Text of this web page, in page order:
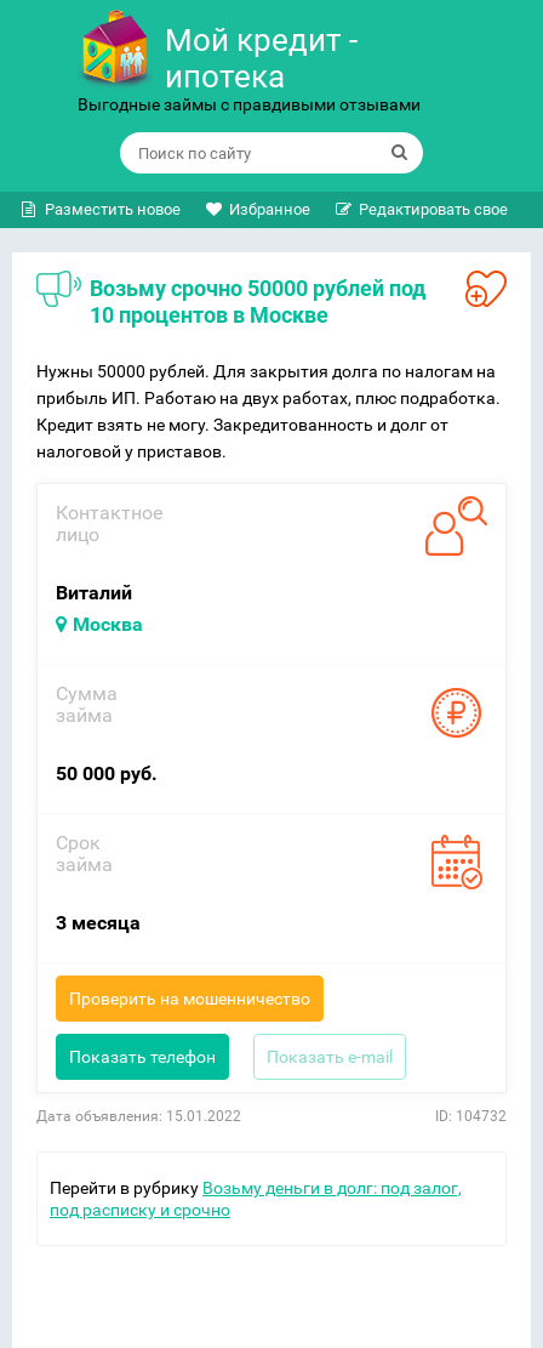
Мой кредит -
ипотека
Выгодные займы с правдивыми отзывами
Разместить новое Избранное Редактировать свое
Возьму срочно 50000 рублей под
10 процентов в Москве
Нужны 50000 рублей. Для закрытия долга по налогам на
прибыль ИП. Работаю на двух работах, плюс подработка.
Кредит взять не могу. Закредитованность и долг от
налоговой у приставов.
Контактное
лицо
Виталий
Москва
Сумма
займа
50 000 руб.
Срок
займа
3 месяца
Проверить на мошенничество
Показать телефон Показать e-mail
Дата объявления: 15.01.2022 ID: 104732
Перейти в рубрику Возьму деньги в долг: под залог,
под расписку и срочно